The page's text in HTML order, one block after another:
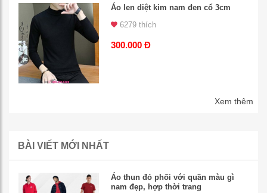
Áo len diệt kim nam đen cổ 3cm
6279 thích
300.000 Đ
Xem thêm
BÀI VIẾT MỚI NHẤT
Áo thun đỏ phối với quần màu gì
nam đẹp, hợp thời trang